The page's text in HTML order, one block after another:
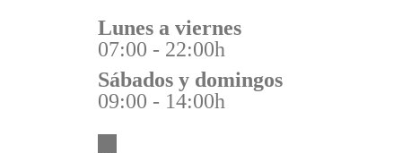
Lunes a viernes
07:00 - 22:00h
Sábados y domingos
09:00 - 14:00h